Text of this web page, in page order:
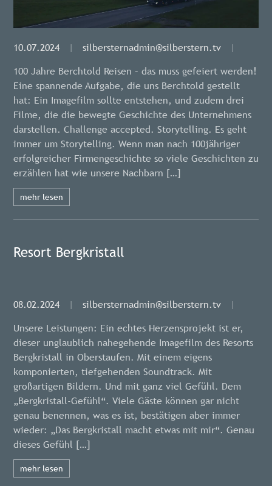
10.07.2024 | silbersternadmin@silberstern.tv |
100 Jahre Berchtold Reisen – das muss gefeiert werden!
Eine spannende Aufgabe, die uns Berchtold gestellt
hat: Ein Imagefilm sollte entstehen, und zudem drei
Filme, die die bewegte Geschichte des Unternehmens
darstellen. Challenge accepted. Storytelling. Es geht
immer um Storytelling. Wenn man nach 100jähriger
erfolgreicher Firmengeschichte so viele Geschichten zu
erzählen hat wie unsere Nachbarn […]
mehr lesen
Resort Bergkristall
08.02.2024 | silbersternadmin@silberstern.tv |
Unsere Leistungen: Ein echtes Herzensprojekt ist er,
dieser unglaublich nahegehende Imagefilm des Resorts
Bergkristall in Oberstaufen. Mit einem eigens
komponierten, tiefgehenden Soundtrack. Mit
großartigen Bildern. Und mit ganz viel Gefühl. Dem
„Bergkristall-Gefühl“. Viele Gäste können gar nicht
genau benennen, was es ist, bestätigen aber immer
wieder: „Das Bergkristall macht etwas mit mir“. Genau
dieses Gefühl […]
mehr lesen